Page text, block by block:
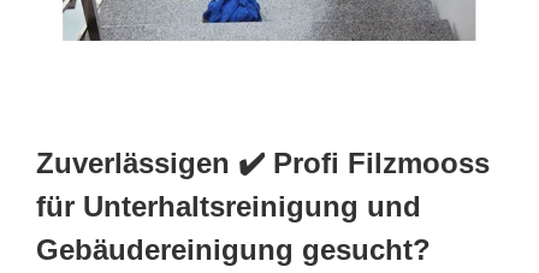
Zuverlässigen ✔️ Profi Filzmooss
für Unterhaltsreinigung und
Gebäudereinigung gesucht?